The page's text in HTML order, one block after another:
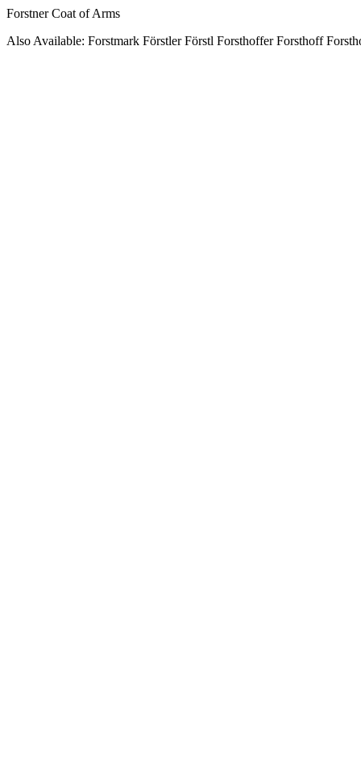
Forstner Coat of Arms
Also Available: Forstmark Förstler Förstl Forsthoffer Forsthoff